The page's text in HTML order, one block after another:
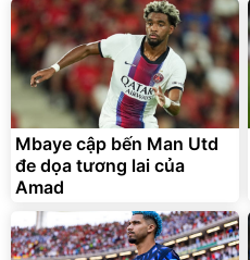
Mbaye cập bến Man Utd
đe dọa tương lai của
Amad